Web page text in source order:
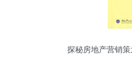
探秘房地产营销